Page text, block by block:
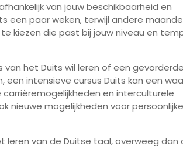
van jouw beschikbaarheid en
een paar weken, terwijl andere
kiezen die past bij jouw niveau en
het Duits wil leren of een gevorderde
intensieve cursus Duits kan een
en interculturele
mogelijkheden voor
leren van de Duitse taal, overweeg dan